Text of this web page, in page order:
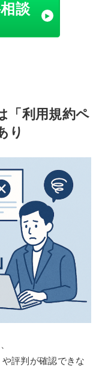
談
「利用規約ペ
り
評判が確認できな